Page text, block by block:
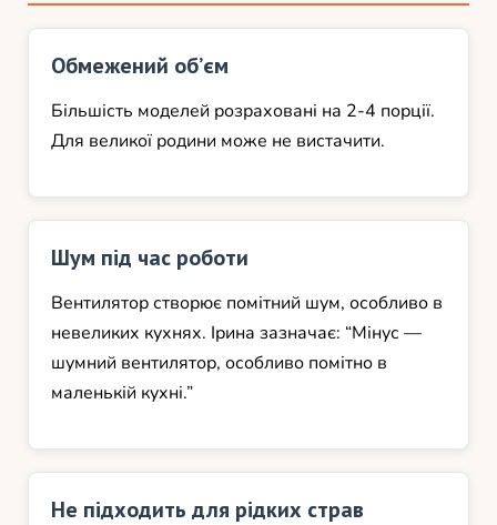
Обмежений об’єм
Більшість моделей розраховані на 2-4 порції.
Для великої родини може не вистачити.
Шум під час роботи
Вентилятор створює помітний шум, особливо в
невеликих кухнях. Ірина зазначає: “Мінус —
шумний вентилятор, особливо помітно в
маленькій кухні.”
Не підходить для рідких страв